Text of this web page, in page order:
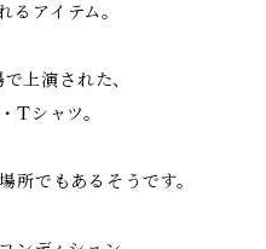
アイテム。
上演された、
Tシャツ。
所でもあるそうです。